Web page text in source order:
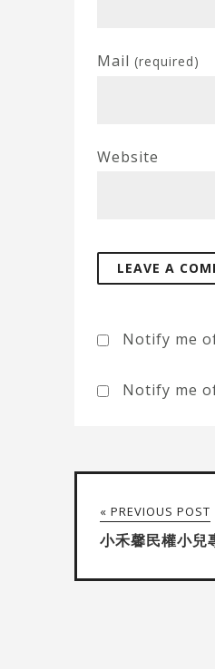
Mail (required)
Website
Notify me
Notify me
« PREVIOUS POST
小禾馨民權小兒